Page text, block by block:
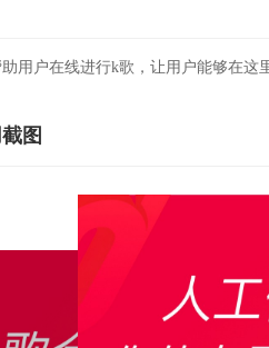
户在线进行k歌，让用户能够在这里
图